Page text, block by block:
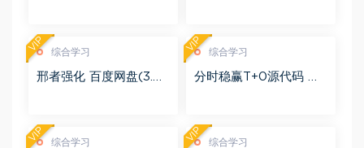
综合学习
邢者强化 百度网盘(3.01
VIP 综合学习
分时稳赢T+0源代码 自
VIP
综合学习
VIP 综合学习
VIP